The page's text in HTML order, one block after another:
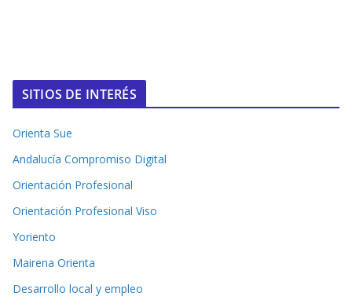
SITIOS DE INTERÉS
Orienta Sue
Andalucía Compromiso Digital
Orientación Profesional
Orientación Profesional Viso
Yoriento
Mairena Orienta
Desarrollo local y empleo